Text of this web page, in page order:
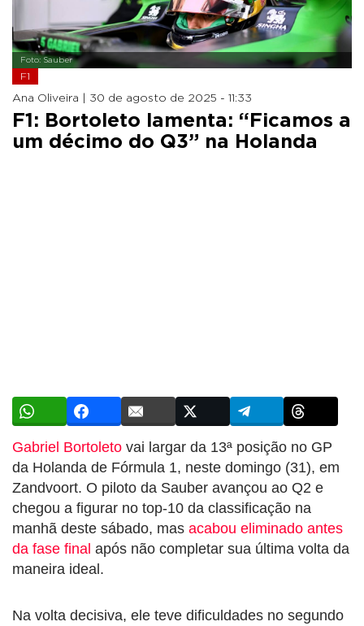
Foto: Sauber
F1
Ana Oliveira | 30 de agosto de 2025 - 11:33
F1: Bortoleto lamenta: “Ficamos a
um décimo do Q3” na Holanda
Gabriel Bortoleto vai largar da 13ª posição no GP
da Holanda de Fórmula 1, neste domingo (31), em
Zandvoort. O piloto da Sauber avançou ao Q2 e
chegou a figurar no top-10 da classificação na
manhã deste sábado, mas acabou eliminado antes
da fase final após não completar sua última volta da
maneira ideal.
Na volta decisiva, ele teve dificuldades no segundo